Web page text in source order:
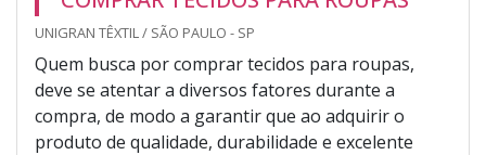
UNIGRAN TÊXTIL / SÃO PAULO - SP
Quem busca por comprar tecidos para roupas,
deve se atentar a diversos fatores durante a
compra, de modo a garantir que ao adquirir o
produto de qualidade, durabilidade e excelente